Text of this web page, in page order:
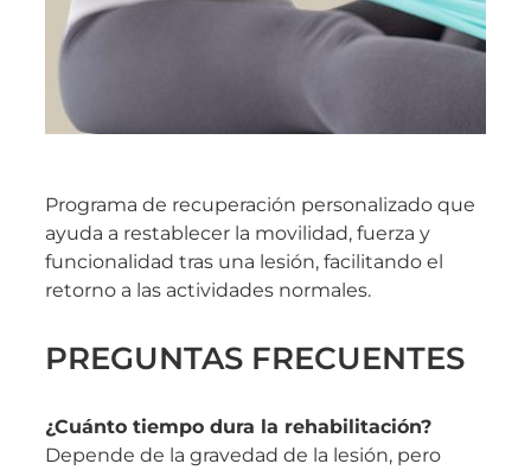
Programa de recuperación personalizado que
ayuda a restablecer la movilidad, fuerza y
funcionalidad tras una lesión, facilitando el
retorno a las actividades normales.
PREGUNTAS FRECUENTES
¿Cuánto tiempo dura la rehabilitación?
Depende de la gravedad de la lesión, pero